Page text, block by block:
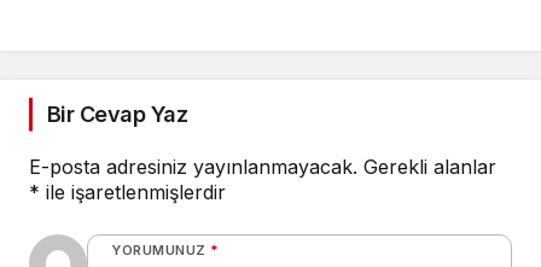
Bir Cevap Yaz
E-posta adresiniz yayınlanmayacak. Gerekli alanlar
* ile işaretlenmişlerdir
YORUMUNUZ *